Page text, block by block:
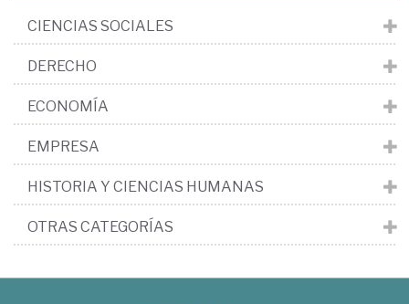
CIENCIAS SOCIALES
DERECHO
ECONOMÍA
EMPRESA
HISTORIA Y CIENCIAS HUMANAS
OTRAS CATEGORÍAS